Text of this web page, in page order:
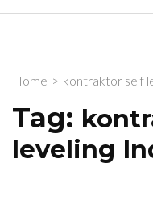
Home > kontraktor self
Tag:
leveling